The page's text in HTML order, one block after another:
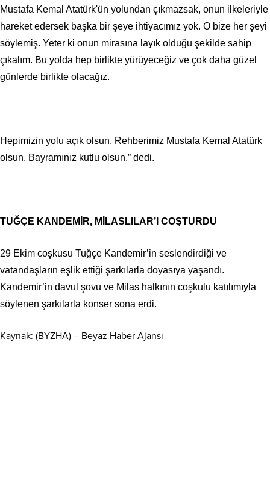
Mustafa Kemal Atatürk'ün yolundan çıkmazsak, onun ilkeleriyle
hareket edersek başka bir şeye ihtiyacımız yok. O bize her şeyi
söylemiş. Yeter ki onun mirasına layık olduğu şekilde sahip
çıkalım. Bu yolda hep birlikte yürüyeceğiz ve çok daha güzel
günlerde birlikte olacağız.
Hepimizin yolu açık olsun. Rehberimiz Mustafa Kemal Atatürk
olsun. Bayramınız kutlu olsun.” dedi.
TUĞÇE KANDEMİR, MİLASLILAR’I COŞTURDU
29 Ekim coşkusu Tuğçe Kandemir’in seslendirdiği ve
vatandaşların eşlik ettiği şarkılarla doyasıya yaşandı.
Kandemir’in davul şovu ve Milas halkının coşkulu katılımıyla
söylenen şarkılarla konser sona erdi.
Kaynak: (BYZHA) – Beyaz Haber Ajansı